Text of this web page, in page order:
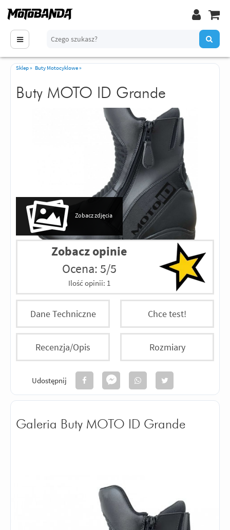
Sklep» Buty Motocyklowe»
Buty MOTO ID Grande
Zobacz zdjęcia
Zobacz opinie
Ocena: 5/5
Ilość opinii: 1
Dane Techniczne Chce test!
Recenzja/Opis Rozmiary
Udostępnij
Galeria Buty MOTO ID Grande